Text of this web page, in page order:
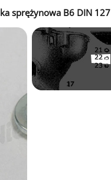
sprężynowa B6 DIN 127